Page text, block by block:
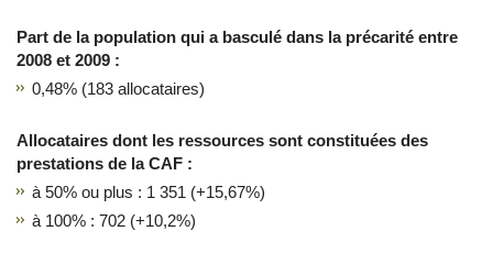
Part de la population qui a basculé dans la précarité entre
2008 et 2009 :
0,48% (183 allocataires)
Allocataires dont les ressources sont constituées des
prestations de la CAF :
à 50% ou plus : 1 351 (+15,67%)
à 100% : 702 (+10,2%)